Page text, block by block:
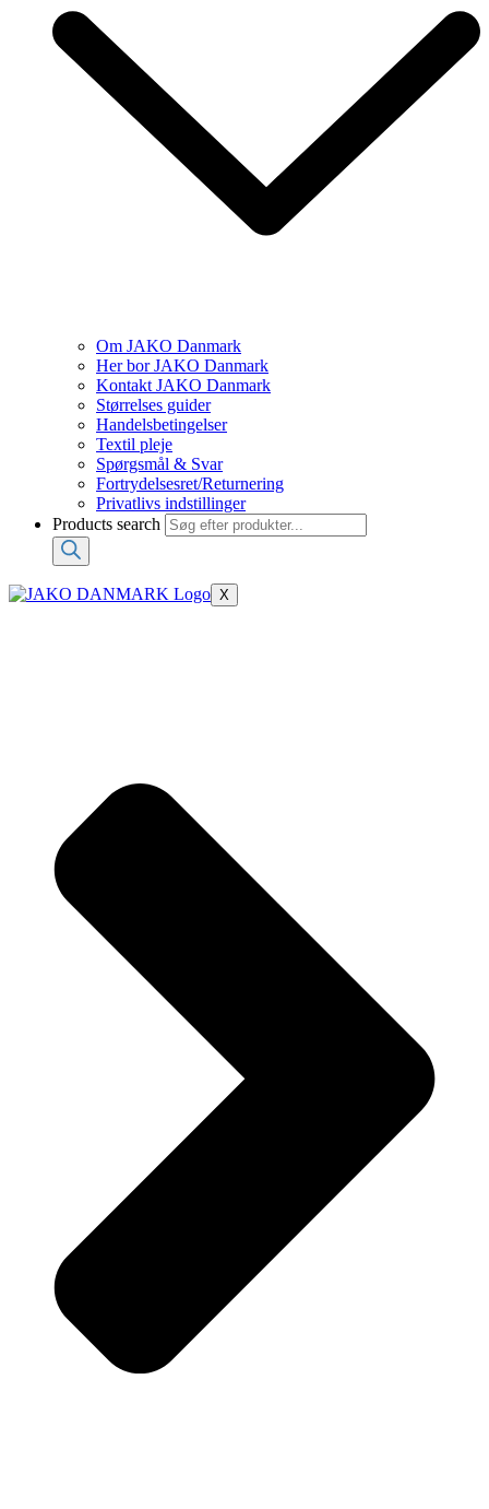
Om JAKO Danmark
Her bor JAKO Danmark
Kontakt JAKO Danmark
Størrelses guider
Handelsbetingelser
Textil pleje
Spørgsmål & Svar
Fortrydelsesret/Returnering
Privatlivs indstillinger
Products search
X